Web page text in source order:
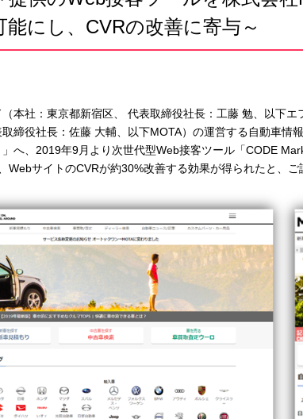
能にし、CVRの改善に寄与～
本社：東京都新宿区、 代表取締役社長：工藤 勉、以下
締役社長：佐藤 大輔、以下MOTA）の運営する自動車情
」へ、2019年9月より次世代型Web接客ツール「CODE
WebサイトのCVRが約30%改善する効果が得られたと、ご